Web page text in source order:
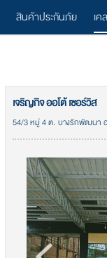
สินค้าประกันภัย เค
เจริญกิจ ออโต้ เซอร์วิส
54/3 หมู่ 4 ต. บางรักพัฒนา